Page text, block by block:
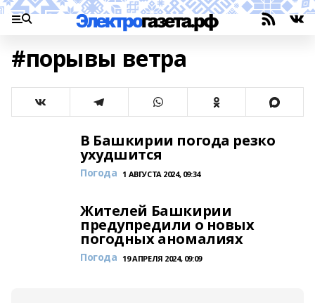
#порывы ветра
В Башкирии погода резко
ухудшится
Погода 1 АВГУСТА 2024, 09:34
Жителей Башкирии
предупредили о новых
погодных аномалиях
Погода 19 АПРЕЛЯ 2024, 09:09